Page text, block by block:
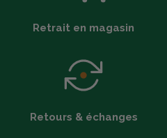
Retrait en magasin
Retours & échanges